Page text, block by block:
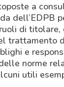
a
dell’EDPB
di
trattamento
e
norme
utili